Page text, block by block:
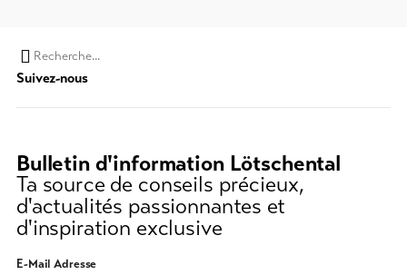
Chaine
de
recherche
moins
3
caractères)
Suivez-nous
Bulletin d'information Lötschental
Ta source de conseils précieux,
d'actualités passionnantes et
d'inspiration exclusive
E-Mail Adresse